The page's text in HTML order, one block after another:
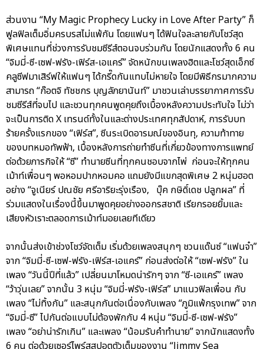
ส่วนงาน “My Magic Prophecy Lucky in Love After Party” ก็
ฟูลฟิลเต็มอิ่มครบรสไม่แพ้กัน โดยแฟนๆ ได้ฟินใจละลายกับโชว์สุด
พิเศษแทนที่ช่วงการรับชมซีรีส์ตอนจบร่วมกัน โดยนักแสดงทั้ง 6 คน
“จิมมี่-ซี-เซฟ-ฟรัง-เฟิร์ส-เอแคร์” จัดหนักขนเพลงฮิตและโชว์สุดเอ็กซ์
คลูซีฟมาเสิร์ฟให้แฟนๆ ได้กรี๊ดกันแทบไม่หายใจ โดยมีพิธีกรมากความ
สามารถ “ก๊อตจิ ทัชชกร บุญลัภยานันท์” มาชวนเล่าบรรยากาศการรับ
ชมซีรีส์ที่จบไป และชวนทุกคนพูดคุยถึงเบื้องหลังความประทับใจ ไม่ว่า
จะเป็นการติด X เทรนด์ทั้งในและต่างประเทศทุกสัปดาห์, การรับบท
ร้ายครั้งแรกของ “เฟิร์ส”, ซีนระเบิดอารมณ์ของอินทุ, ความท้าทาย
ของบทหมอทัพฟ้า, เบื้องหลังการถ่ายทำซีนที่เกี่ยวข้องทางการแพทย์
ต่อด้วยภารกิจให้ “ซี” ทำนายซีนที่ทุกคนชอบจากไพ่ ก่อนจะให้ทุกคน
เม้าท์เพื่อนๆ พอหอมปากหอมคอ แถมยังมีแขกสุดพิเศษ 2 หนุ่มฮอต
อย่าง “จูเนียร์ ปณชัย ศรีอาริยะรุ่งเรือง, บุ๊ค กษิดิ์เดช ปลูกผล” ที่
ร่วมแสดงในเรื่องนี้ขึ้นมาพูดคุยอย่างออกรสชาติ เรียกรอยยิ้มและ
เสียงหัวเราะตลอดการเม้าท์มอยเลยทีเดียว
จากนั้นส่งเข้าช่วงโชว์จัดเต็ม เริ่มด้วยเพลงสนุกๆ ชวนแด๊นซ์ “แฟนจ๋า”
จาก “จิมมี่-ซี-เซฟ-ฟรัง-เฟิร์ส-เอแคร์” ก่อนส่งต่อให้ “เซฟ-ฟรัง” ใน
เพลง “วันนี้ปีที่แล้ว” เปลี่ยนมาโหมดน่ารักๆ จาก “ซี-เอแคร์” เพลง
“ว้าวุ่นเลย” จากนั้น 3 หนุ่ม “จิมมี่-ฟรัง-เฟิร์ส” มาแนวฟิลเพื่อน กับ
เพลง “ไม่ทิ้งกัน” และสนุกกันต่อเนื่องกับเพลง “ภูมิแพ้กรุงเทพ” จาก
“จิมมี่-ซี” ไปกันต่อแบบไม่ต้องพักกับ 4 หนุ่ม “จิมมี่-ซี-เซฟ-ฟรัง”
เพลง “อย่าน่ารักเกิน” และเพลง “น้อมรับคำทำนาย” จากนักแสดงทั้ง
6 คน ต่อด้วยเซอร์ไพร์สสปอตตัวเต็มของงาน “Jimmy Sea